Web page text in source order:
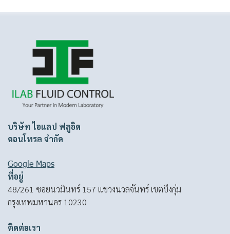
บริษัท ไอแลป ฟลูอิด
คอนโทรล จำกัด
Google Maps
ที่อยู่
48/261 ซอยนวมินทร์ 157 แขวงนวลจันทร์ เขตบึงกุ่ม
กรุงเทพมหานคร 10230
ติดต่อเรา